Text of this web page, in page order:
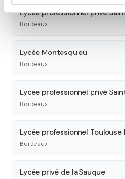
Lycée professionnel privé
Bordeaux
Lycée Montesquieu
Bordeaux
Lycée professionnel privé
Bordeaux
Lycée professionnel Toulouse
Bordeaux
Lycée privé de la Sauque